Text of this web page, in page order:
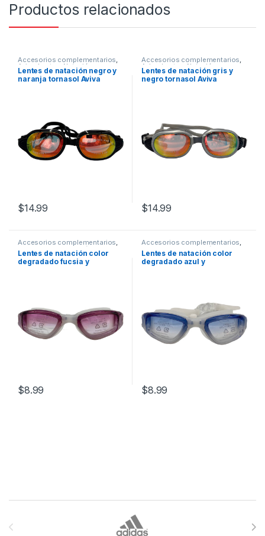
Productos relacionados
Accesorios complementarios,
Aviva Lentes Natación
Lentes de natación negro y
naranja tornasol Aviva
$14.99
Accesorios complementarios,
Aviva Lentes Natación
Lentes de natación gris y
negro tornasol Aviva
$14.99
Accesorios complementarios,
Aviva Lentes Natación
Lentes de natación color
degradado fucsia y
$8.99
Accesorios complementarios,
Aviva Lentes Natación
Lentes de natación color
degradado azul y
$8.99